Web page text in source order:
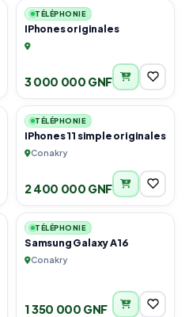
TÉLÉPHONIE
IPhones originales
3 000 000 GNF
2
TÉLÉPHONIE
IPhones 11 simple originales
Conakry
2 400 000 GNF
4
TÉLÉPHONIE
Samsung Galaxy A16
Conakry
1 350 000 GNF